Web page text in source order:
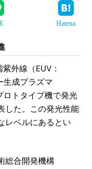
Hatena
外線（EUV：
生成プラズマ
ロトタイプ機で発光
した。この発光性能
レベルにあるとい
総合開発機構